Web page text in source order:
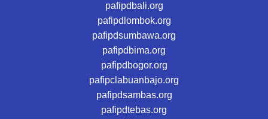
pafipdbali.org
pafipdlombok.org
pafipdsumbawa.org
pafipdbima.org
pafipdbogor.org
pafipclabuanbajo.org
pafipdsambas.org
pafipdtebas.org